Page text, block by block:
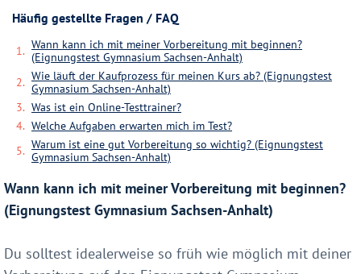
Häufig gestellte Fragen / FAQ
Wann kann ich mit meiner Vorbereitung mit beginnen?
(Eignungstest Gymnasium Sachsen-Anhalt)
Wie läuft der Kaufprozess für meinen Kurs ab? (Eignungstest
Gymnasium Sachsen-Anhalt)
Was ist ein Online-Testtrainer?
Welche Aufgaben erwarten mich im Test?
Warum ist eine gut Vorbereitung so wichtig? (Eignungstest
Gymnasium Sachsen-Anhalt)
Wann kann ich mit meiner Vorbereitung mit beginnen?
(Eignungstest Gymnasium Sachsen-Anhalt)
Du solltest idealerweise so früh wie möglich mit deiner